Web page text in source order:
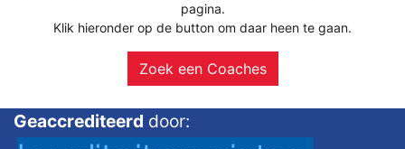
pagina.
Klik hieronder op de button om daar heen te gaan.
Zoek een Coaches
Geaccrediteerd door: